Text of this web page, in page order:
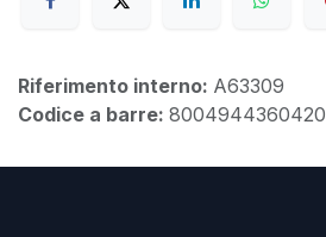
Riferimento interno: A63309
Codice a barre: 8004944360420